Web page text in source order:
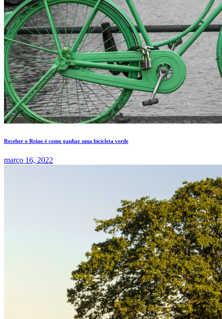
Receber o Reino é como ganhar uma bicicleta verde
março 16, 2022